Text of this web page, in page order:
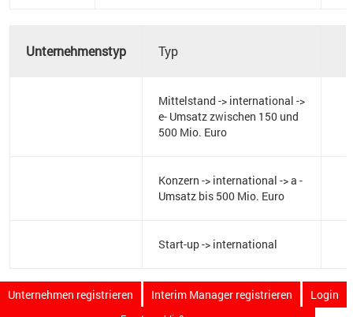
Unternehmenstyp Typ
Mittelstand -> international ->
e- Umsatz zwischen 150 und
500 Mio. Euro
Konzern -> international -> a -
Umsatz bis 500 Mio. Euro
Start-up -> international
Unternehmen registrieren Interim Manager registrieren Login